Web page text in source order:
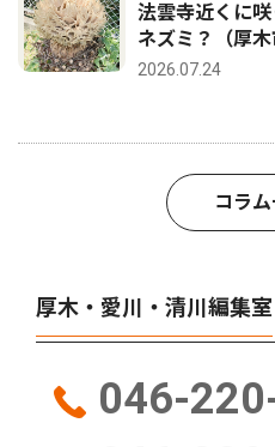
法雲寺近くに
ネズミ？（厚
2026.07.24
コラ
厚木・愛川・清川編集室
046-